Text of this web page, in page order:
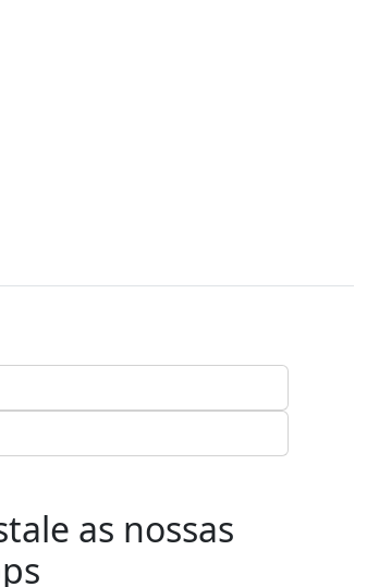
as nossas